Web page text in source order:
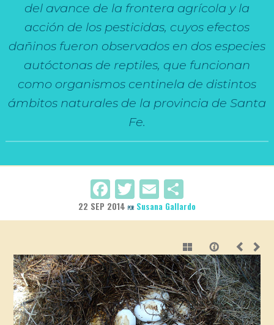
del avance de la frontera agrícola y la
acción de los pesticidas, cuyos efectos
dañinos fueron observados en dos especies
autóctonas de reptiles, que funcionan
como organismos centinela de distintos
ámbitos naturales de la provincia de Santa
Fe.
Facebook
Twitter
Email
22 SEP 2014 POR Susana Gallardo